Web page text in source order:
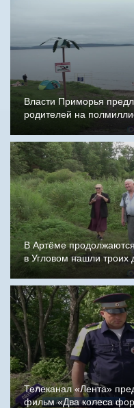
Власти Приморья
родителей на
В Артёме
в Угловом нашли троих
Телеканал «Лента»
фильм «Два колеса